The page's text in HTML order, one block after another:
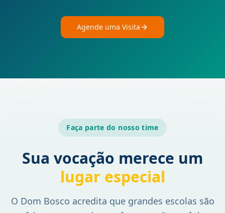
Agende uma Visita
Faça parte do nosso time
Sua vocação merece um
lugar especial
O Dom Bosco acredita que grandes escolas são